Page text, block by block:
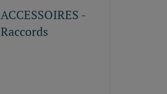
ACCESSOIRES -
Raccords